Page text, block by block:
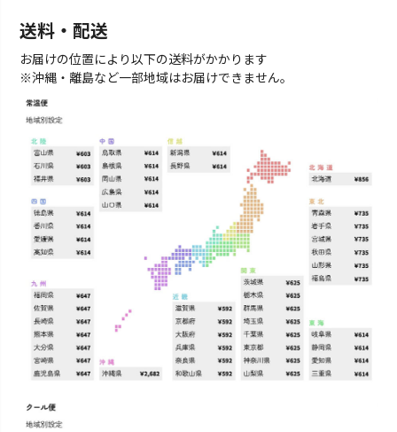
送料・配送
お届けの位置により以下の送料がかかります
※沖縄・離島など一部地域はお届けできません。